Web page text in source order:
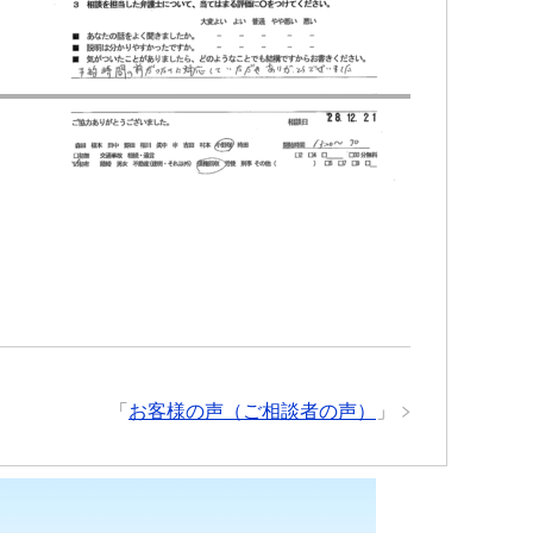
「 お客様の声（ご相談者の声） 」